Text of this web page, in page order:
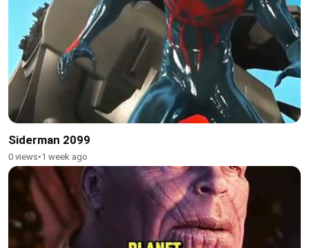
Siderman 2099
0 views•1 week ago